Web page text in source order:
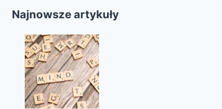
Najnowsze artykuły